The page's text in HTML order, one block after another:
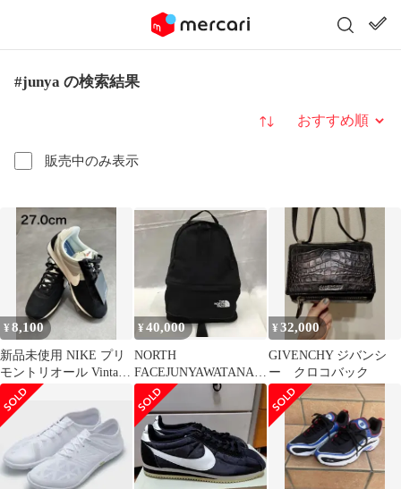
#junya の検索結果
販売中のみ表示
並び替え
¥8,100
新品未使用 NIKE プリ
モントリオール Vintage
27.0cm
¥40,000
NORTH
FACEJUNYAWATANAB
ECOMMEdes GARCONs
¥32,000
GIVENCHY ジバンシ
ー クロコバック